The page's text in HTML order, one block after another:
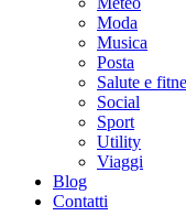
Moda
Musica
Posta
Salute e
Social
Sport
Utility
Viaggi
Blog
Contatti